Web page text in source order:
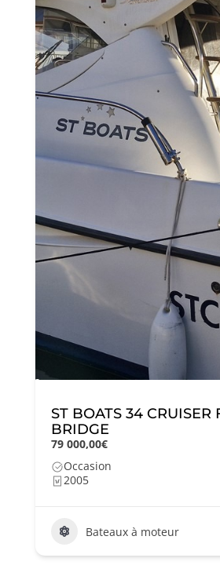
ST BOATS 34 CRUISER
BRIDGE
79 000,00€
Occasion
2005
Bateaux à moteur